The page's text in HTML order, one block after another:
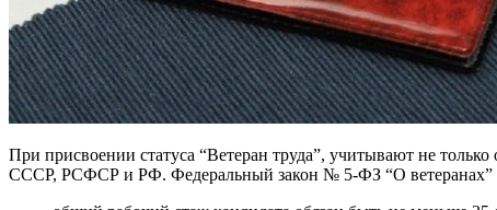
При присвоении статуса “Ветеран труда”, учитывают не
СССР, РСФСР и РФ. Федеральный закон № 5-ФЗ “О ветеранах” от